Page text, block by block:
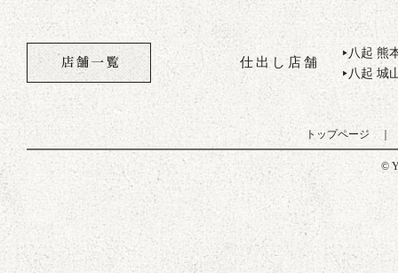
仕出し店舗
▶ 八起 熊
▶ 八起 城
トップページ
©